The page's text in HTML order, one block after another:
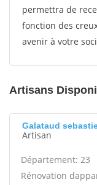
permettra de
fonction des
avenir à votre
Artisans
Galataud
Artisan
Département: 23
Rénovation